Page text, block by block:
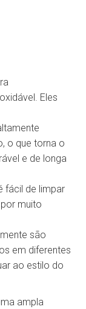
Eles
o que torna o
e de longa
fácil de limpar
muito
são
em diferentes
ao estilo do
ampla